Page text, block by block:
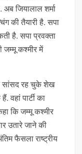
अब जियालाल शर्मा
की तैयारी है. सपा
है. सपा प्रवक्ता
जम्मू कश्मीर में
सांसद रह चुके शेख
वहां पार्टी का
कि जम्मू कश्मीर
उतारे जाने की
फैसला राष्ट्रीय